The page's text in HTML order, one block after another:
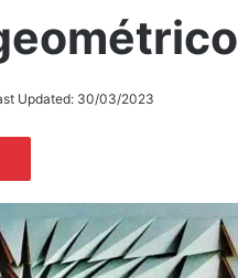
Updated: 30/03/2023